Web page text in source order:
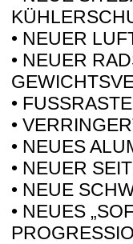
• NEUER
• NEUER
•
•
• NEUES
• NEUER
• NEUE
• NEUES